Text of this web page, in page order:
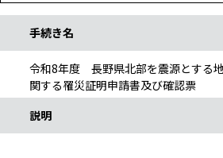
手続き名
令和8年度 長野県北部を震源とする
関する罹災証明申請書及び確認票
説明